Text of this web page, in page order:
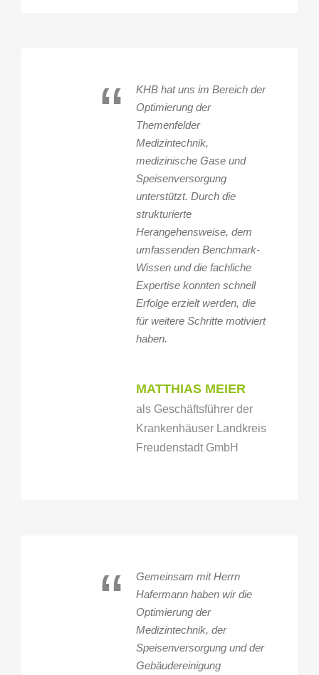
“
KHB hat uns im Bereich der
Optimierung der
Themenfelder
Medizintechnik,
medizinische Gase und
Speisenversorgung
unterstützt. Durch die
strukturierte
Herangehensweise, dem
umfassenden Benchmark-
Wissen und die fachliche
Expertise konnten schnell
Erfolge erzielt werden, die
für weitere Schritte motiviert
haben.
MATTHIAS MEIER
als Geschäftsführer der
Krankenhäuser Landkreis
Freudenstadt GmbH
“
Gemeinsam mit Herrn
Hafermann haben wir die
Optimierung der
Medizintechnik, der
Speisenversorgung und der
Gebäudereinigung